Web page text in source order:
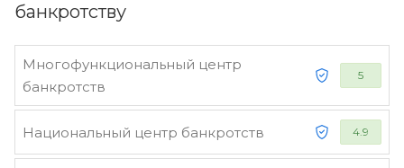
банкротству
Многофункциональный центр
банкротств
5
Национальный центр банкротств 4.9